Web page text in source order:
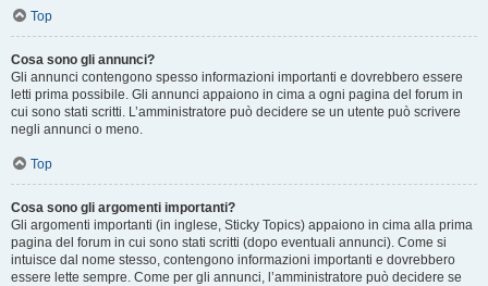
Top
Cosa sono gli annunci?
Gli annunci contengono spesso informazioni importanti e dovrebbero essere
letti prima possibile. Gli annunci appaiono in cima a ogni pagina del forum in
cui sono stati scritti. L’amministratore può decidere se un utente può scrivere
negli annunci o meno.
Top
Cosa sono gli argomenti importanti?
Gli argomenti importanti (in inglese, Sticky Topics) appaiono in cima alla prima
pagina del forum in cui sono stati scritti (dopo eventuali annunci). Come si
intuisce dal nome stesso, contengono informazioni importanti e dovrebbero
essere lette sempre. Come per gli annunci, l’amministratore può decidere se